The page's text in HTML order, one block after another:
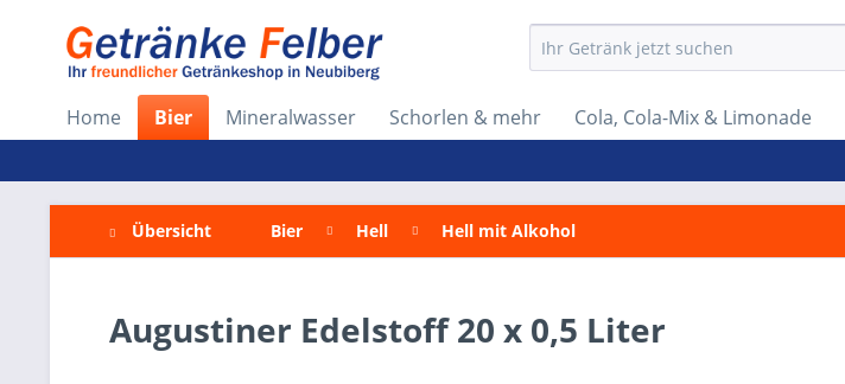
Home Bier Mineralwasser Schorlen & mehr Cola, Cola-Mix & Limonade
Übersicht Bier Hell Hell mit Alkohol
Augustiner Edelstoff 20 x 0,5 Liter